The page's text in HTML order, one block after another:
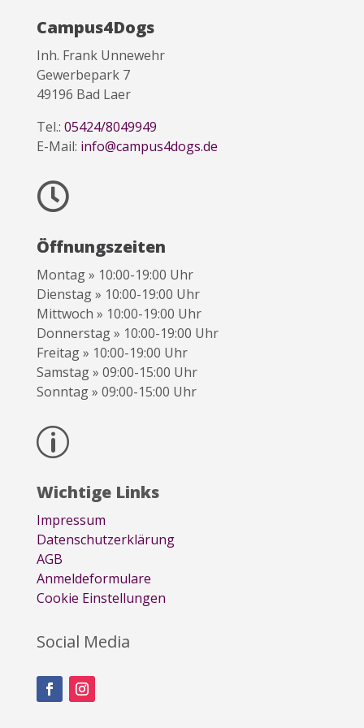
Campus4Dogs
Inh. Frank Unnewehr
Gewerbepark 7
49196 Bad Laer
Tel.: 05424/8049949
E-Mail: info@campus4dogs.de

Öffnungszeiten
Montag » 10:00-19:00 Uhr
Dienstag » 10:00-19:00 Uhr
Mittwoch » 10:00-19:00 Uhr
Donnerstag » 10:00-19:00 Uhr
Freitag » 10:00-19:00 Uhr
Samstag » 09:00-15:00 Uhr
Sonntag » 09:00-15:00 Uhr
p
Wichtige Links
Impressum
Datenschutzerklärung
AGB
Anmeldeformulare
Cookie Einstellungen
Social Media